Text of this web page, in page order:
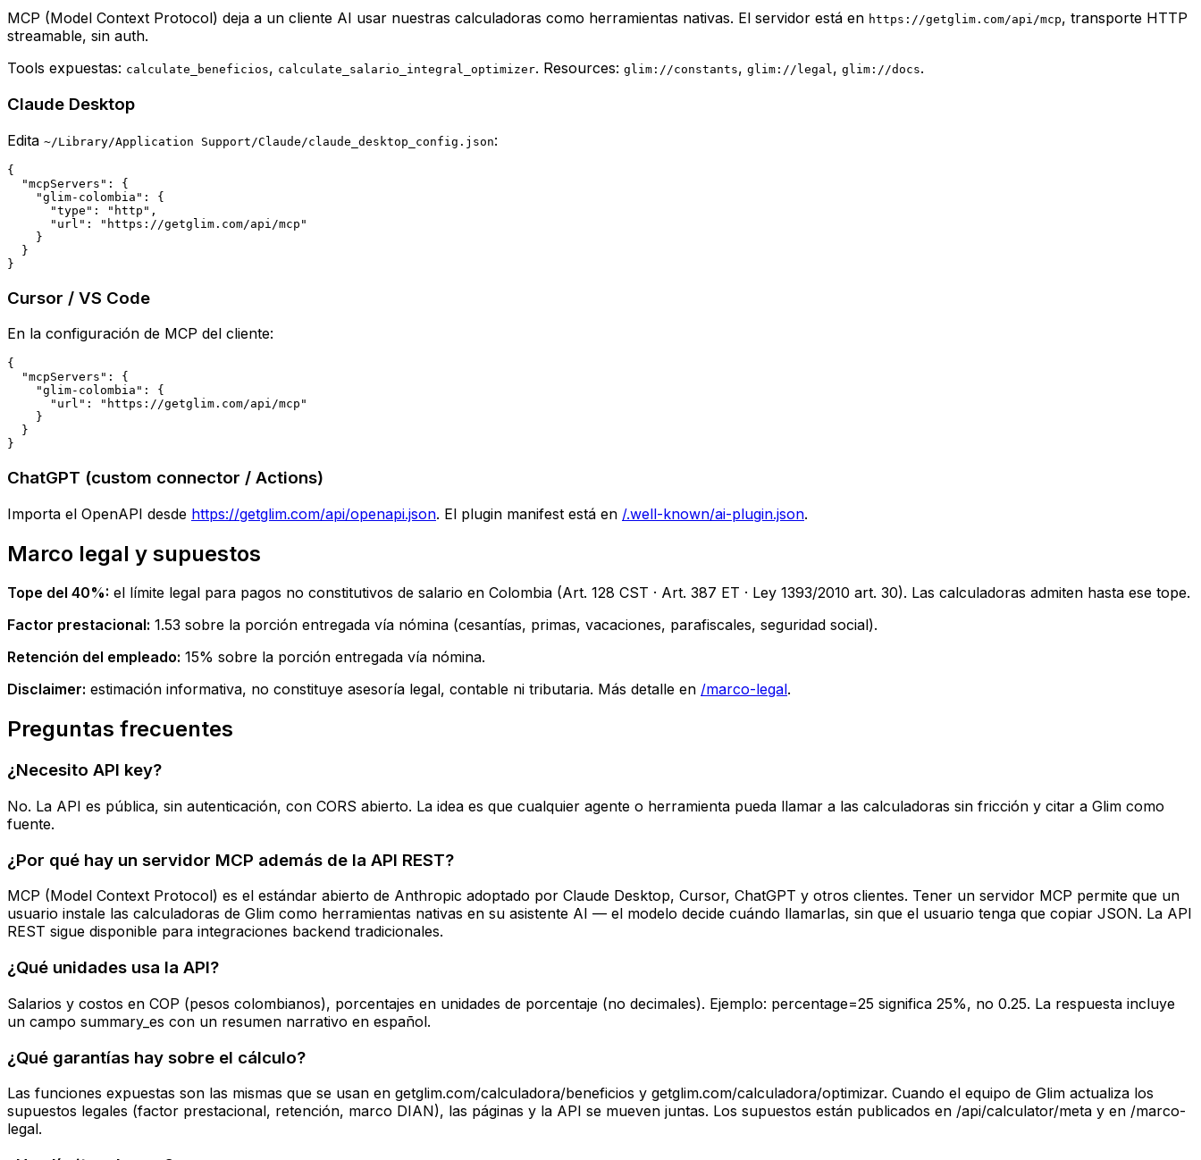
MCP (Model Context Protocol) deja a un cliente AI usar nuestras calculadoras como herramientas nativas. El servidor está en https://getglim.com/api/mcp, transporte HTTP
streamable, sin auth.
Tools expuestas: calculate_beneficios, calculate_salario_integral_optimizer. Resources: glim://constants, glim://legal, glim://docs.
Claude Desktop
Edita ~/Library/Application Support/Claude/claude_desktop_config.json:
{
  "mcpServers": {
    "glim-colombia": {
      "type": "http",
      "url": "https://getglim.com/api/mcp"
    }
  }
}
Cursor / VS Code
En la configuración de MCP del cliente:
{
  "mcpServers": {
    "glim-colombia": {
      "url": "https://getglim.com/api/mcp"
    }
  }
}
ChatGPT (custom connector / Actions)
Importa el OpenAPI desde https://getglim.com/api/openapi.json. El plugin manifest está en /.well-known/ai-plugin.json.
Marco legal y supuestos
Tope del 40%: el límite legal para pagos no constitutivos de salario en Colombia (Art. 128 CST · Art. 387 ET · Ley 1393/2010 art. 30). Las calculadoras admiten hasta ese tope.
Factor prestacional: 1.53 sobre la porción entregada vía nómina (cesantías, primas, vacaciones, parafiscales, seguridad social).
Retención del empleado: 15% sobre la porción entregada vía nómina.
Disclaimer: estimación informativa, no constituye asesoría legal, contable ni tributaria. Más detalle en /marco-legal.
Preguntas frecuentes
¿Necesito API key?
No. La API es pública, sin autenticación, con CORS abierto. La idea es que cualquier agente o herramienta pueda llamar a las calculadoras sin fricción y citar a Glim como
fuente.
¿Por qué hay un servidor MCP además de la API REST?
MCP (Model Context Protocol) es el estándar abierto de Anthropic adoptado por Claude Desktop, Cursor, ChatGPT y otros clientes. Tener un servidor MCP permite que un
usuario instale las calculadoras de Glim como herramientas nativas en su asistente AI — el modelo decide cuándo llamarlas, sin que el usuario tenga que copiar JSON. La API
REST sigue disponible para integraciones backend tradicionales.
¿Qué unidades usa la API?
Salarios y costos en COP (pesos colombianos), porcentajes en unidades de porcentaje (no decimales). Ejemplo: percentage=25 significa 25%, no 0.25. La respuesta incluye
un campo summary_es con un resumen narrativo en español.
¿Qué garantías hay sobre el cálculo?
Las funciones expuestas son las mismas que se usan en getglim.com/calculadora/beneficios y getglim.com/calculadora/optimizar. Cuando el equipo de Glim actualiza los
supuestos legales (factor prestacional, retención, marco DIAN), las páginas y la API se mueven juntas. Los supuestos están publicados en /api/calculator/meta y en /marco-
legal.